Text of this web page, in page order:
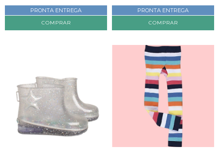
PRONTA ENTREGA
COMPRAR
PRONTA ENTREGA
COMPRAR